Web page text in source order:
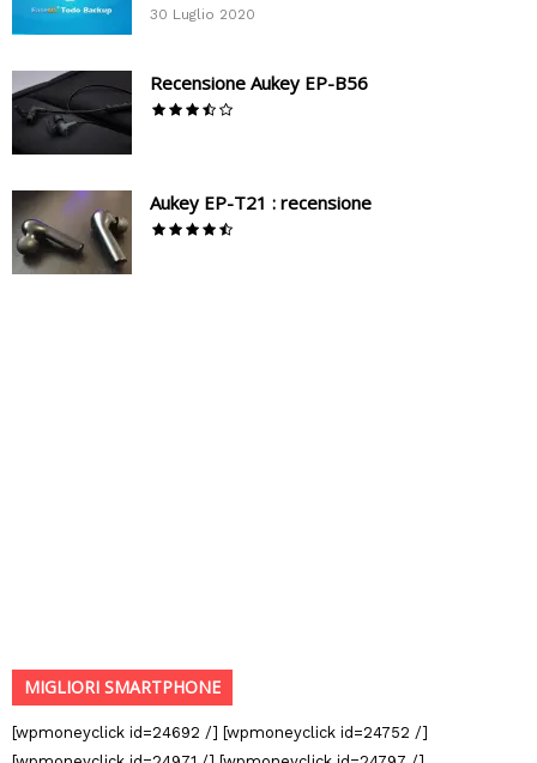
30 Luglio 2020
Recensione Aukey EP-B56
Aukey EP-T21 : recensione
MIGLIORI SMARTPHONE
[wpmoneyclick id=24692 /] [wpmoneyclick id=24752 /]